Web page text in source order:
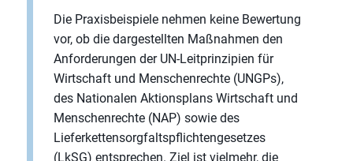
Die Praxisbeispiele nehmen keine Bewertung
vor, ob die dargestellten Maßnahmen den
Anforderungen der UN-Leitprinzipien für
Wirtschaft und Menschenrechte (UNGPs),
des Nationalen Aktionsplans Wirtschaft und
Menschenrechte (NAP) sowie des
Lieferkettensorgfaltspflichtengesetzes
(LkSG) entsprechen. Ziel ist vielmehr, die